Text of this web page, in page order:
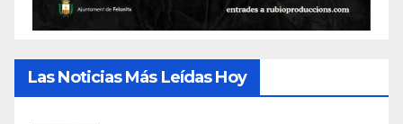
Las Noticias Más Leídas Hoy